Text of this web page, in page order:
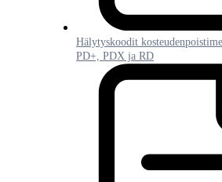
Hälytyskoodit
PD+, PDX ja RD